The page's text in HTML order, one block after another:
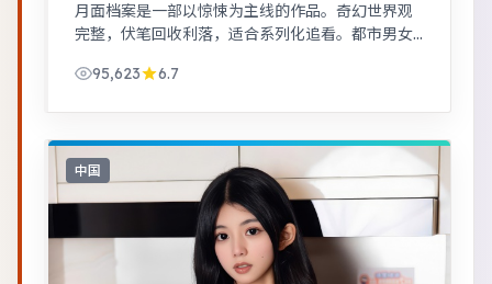
月面档案是一部以惊悚为主线的作品。奇幻世界观
完整，伏笔回收利落，适合系列化追看。都市男女
95,623
6.7
中国